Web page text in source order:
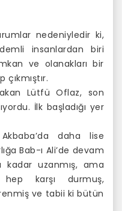
nedeniyledir ki,
insanlardan biri
ve olanakları bir
çıkmıştır.
Lütfü Oflaz, son
İlk başladığı yer
daha lise
Bab-ı Ali’de devam
kadar uzanmış, ama
hep karşı durmuş,
ve tabii ki bütün